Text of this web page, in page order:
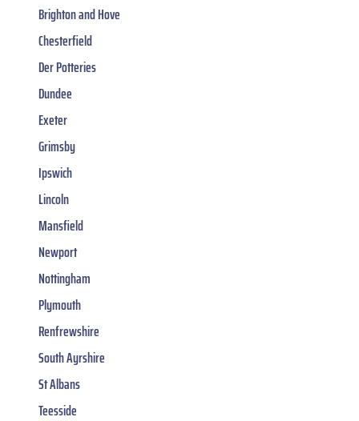
Brighton and Hove
Chesterfield
Der Potteries
Dundee
Exeter
Grimsby
Ipswich
Lincoln
Mansfield
Newport
Nottingham
Plymouth
Renfrewshire
South Ayrshire
St Albans
Teesside